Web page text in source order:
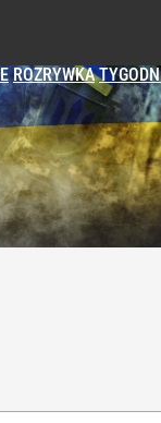
ROZRYWKA